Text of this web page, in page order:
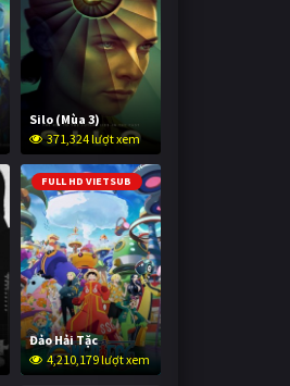
Silo (Mùa 3)
371,324 lượt xem
FULL HD VIETSUB
Đảo Hải Tặc
4,210,179 lượt xem